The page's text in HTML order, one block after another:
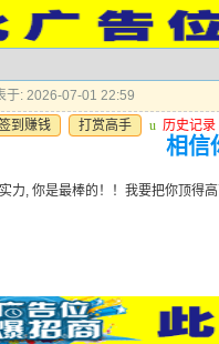
于: 2026-07-01 22:59
到赚钱
打赏高手 u 历史记录
相信
力, 你是最棒的！！我要把你顶得